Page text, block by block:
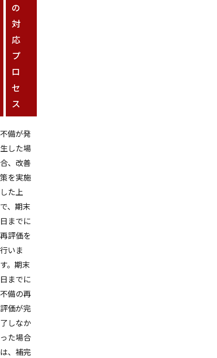
の
対
応
プ
ロ
セ
ス
不備が発
生した場
合、改善
策を実施
した上
で、期末
日までに
再評価を
行いま
す。期末
日までに
不備の再
評価が完
了しなか
った場合
は、補完